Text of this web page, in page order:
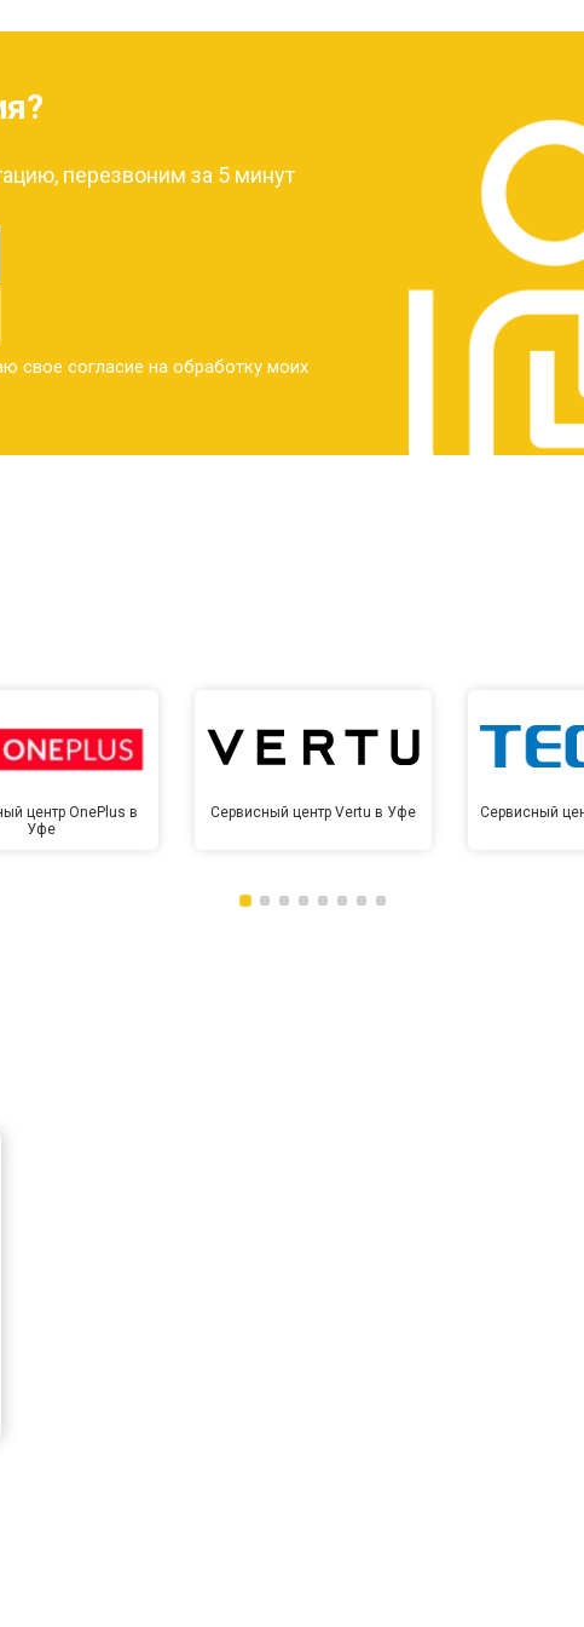
перезвоним за 5 минут
свое согласие на обработку моих
центр OnePlus в
Уфе
Сервисный центр Vertu в Уфе Сервисный